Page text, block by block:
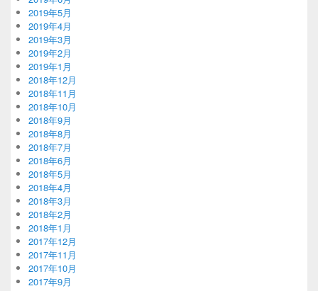
2019年5月
2019年4月
2019年3月
2019年2月
2019年1月
2018年12月
2018年11月
2018年10月
2018年9月
2018年8月
2018年7月
2018年6月
2018年5月
2018年4月
2018年3月
2018年2月
2018年1月
2017年12月
2017年11月
2017年10月
2017年9月